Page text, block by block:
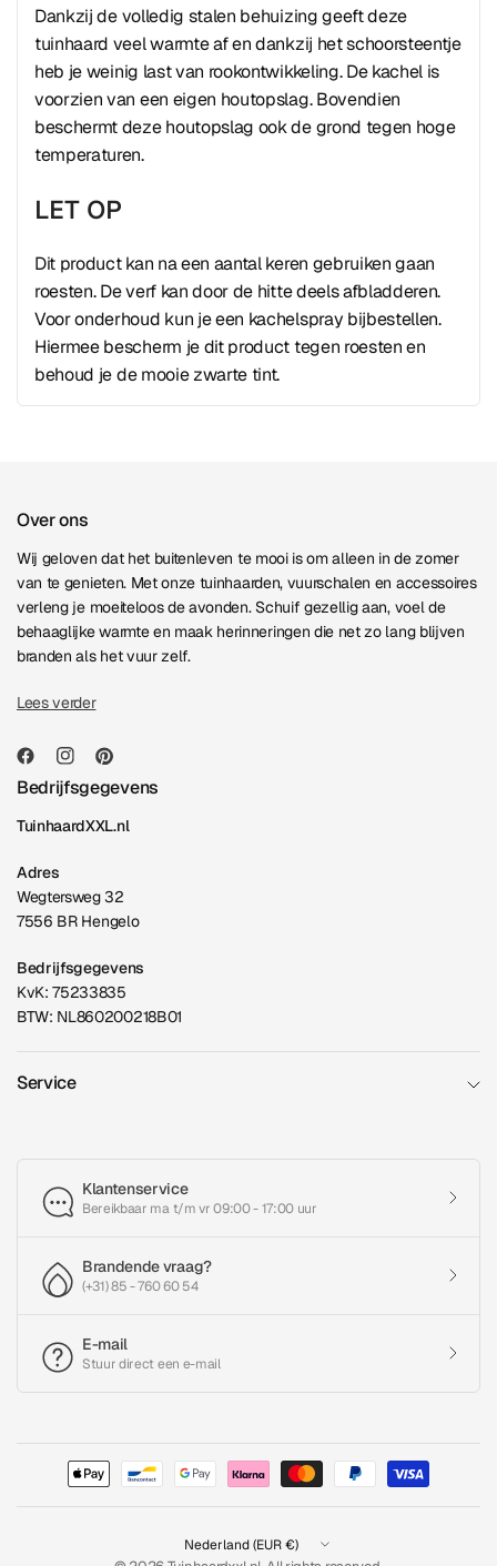
Dankzij de volledig stalen behuizing geeft deze
tuinhaard veel warmte af en dankzij het schoorsteentje
heb je weinig last van rookontwikkeling. De kachel is
voorzien van een eigen houtopslag. Bovendien
beschermt deze houtopslag ook de grond tegen hoge
temperaturen.
LET OP
Dit product kan na een aantal keren gebruiken gaan
roesten. De verf kan door de hitte deels afbladderen.
Voor onderhoud kun je een kachelspray bijbestellen.
Hiermee bescherm je dit product tegen roesten en
behoud je de mooie zwarte tint.
Over ons
Wij geloven dat het buitenleven te mooi is om alleen in de zomer
van te genieten. Met onze tuinhaarden, vuurschalen en accessoires
verleng je moeiteloos de avonden. Schuif gezellig aan, voel de
behaaglijke warmte en maak herinneringen die net zo lang blijven
branden als het vuur zelf.
Lees verder
Bedrijfsgegevens
TuinhaardXXL.nl
Adres
Wegtersweg 32
7556 BR Hengelo
Bedrijfsgegevens
KvK: 75233835
BTW: NL860200218B01
Service
Klantenservice
Bereikbaar ma t/m vr 09:00 - 17:00 uur
Brandende vraag?
(+31) 85 - 760 60 54
E-mail
Stuur direct een e-mail
Land/regio